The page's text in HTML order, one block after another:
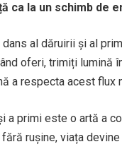
ca la un schimb de
dans al dăruirii și al
oferi, trimiți lumină
a respecta acest flux
a primi este o artă a
rușine, viața